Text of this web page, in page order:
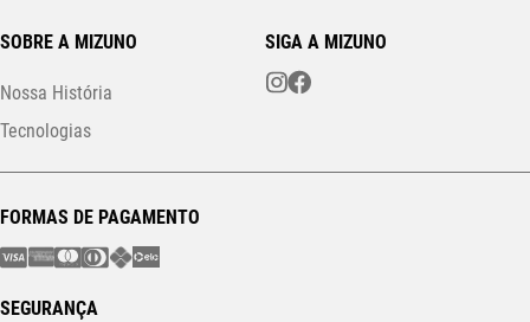
SOBRE A MIZUNO
Nossa História
Tecnologias
SIGA A MIZUNO
FORMAS DE PAGAMENTO
SEGURANÇA